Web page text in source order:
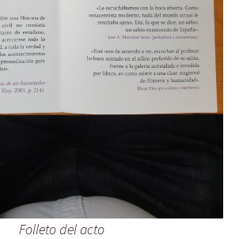
Folleto del acto